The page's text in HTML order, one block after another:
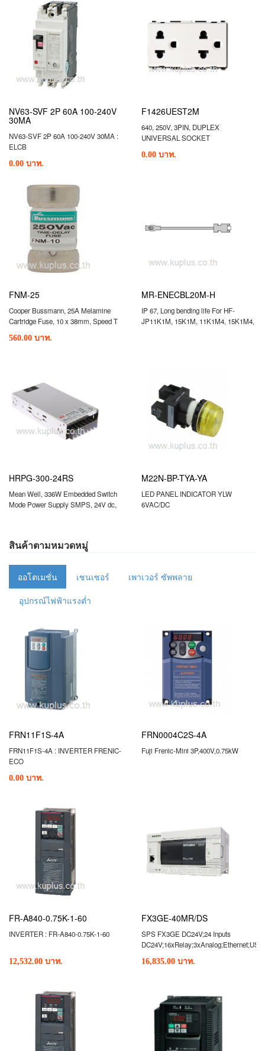
NV63-SVF 2P 60A 100-240V
30MA
NV63-SVF 2P 60A 100-240V 30MA :
ELCB
0.00 บาท.
F1426UEST2M
640, 250V, 3PIN, DUPLEX
UNIVERSAL SOCKET
0.00 บาท.
FNM-25
Cooper Bussmann, 25A Melamine
Cartridge Fuse, 10 x 38mm, Speed T
560.00 บาท.
MR-ENECBL20M-H
IP 67, Long bending life For HF-
JP11K1M, 15K1M, 11K1M4, 15K1M4,
HRPG-300-24RS
Mean Well, 336W Embedded Switch
Mode Power Supply SMPS, 24V dc,
M22N-BP-TYA-YA
LED PANEL INDICATOR YLW
6VAC/DC
สินค้าตามหมวดหมู่
ออโตเมชั่น เซนเซอร์
เพาเวอร์ ซัพพลาย
อุปกรณ์ไฟฟ้าแรงต่ำ
FRN11F1S-4A
FRN11F1S-4A : INVERTER FRENIC-
ECO
0.00 บาท.
FRN0004C2S-4A
Fuji Frenic-Mini 3P,400V,0.75kW
FR-A840-0.75K-1-60
INVERTER : FR-A840-0.75K-1-60
12,532.00 บาท.
FX3GE-40MR/DS
SPS FX3GE DC24V;24 Inputs
16,835.00 บาท.